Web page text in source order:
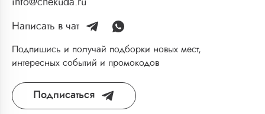
info@chekuda.ru
Написать в чат
Подпишись и получай подборки новых мест,
интересных событий и промокодов
Подписаться